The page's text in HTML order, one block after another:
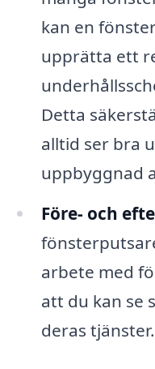
kan en
upprätta ett
Detta
alltid ser bra
uppbyggnad
Före- och
arbete med
att du kan se
deras tjänster.